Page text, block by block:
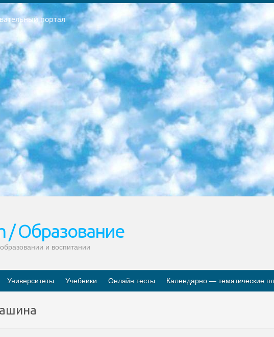
портал
в 2023-2024 учебном году В целях организации и прохождения аттестации приказываю: 1. Следующее: перечень предметов, по которым будет проводиться итоговая государственная аттестация и экзамен формы перевода согласно приложению 1; сертификаты международного образца, оценивающие уровень владения иностранными языками перечень согласно приложению 2; 2. Педагогический при специализированных образовательных учреждениях. научно-практический центр квалификации и международной оценки (Д.Давидова) 2024 г. До 25 марта: задания по предметам, по которым будет проводиться итоговая аттестация разработка и утверждение технических условий; итоговая аттестация на основании разработанного предметного задания разработка вопросов по предметам (устно и письменно), экзамен передача; общеобразовательные средние школы и специальные учебные заведения учащиеся выпускных классов школ и интернатов в агентской системе подготовка базы данных экзаменационных материалов и критериев оценки; перевод базы экзаменационных материалов на все языки обучения подать в Республиканский образовательный центр для изготовления; варианты экзаменов на основе разработанных контрольных материалов пусть будут поставлены задачи формирования. 3. Республиканский образовательный центр (Ш.Худайкулов) до 5 апреля 2024 года. до: база данных предоставленных экзаменационных материалов на все языки обучения перевод и экспертиза; для слепых, слабовидящих, глухих, слабослышащих и умственно отсталых детей учащиеся выпускных классов специализированных школ и школ-интернатов база данных экзаменационных материалов на всех преподаваемых языках подготовка критериев оценки; специализированные школы для умственно отсталых детей и технологии для учащихся выпускных классов школ-интернатов разработка соответствующих рекомендаций и критериев проведения ЕГЭ по естествознанию давать задания. 4. Педагогический при специализированных образовательных учреждениях. Научно-практический центр навыков и международной оценки (Д.Давидова), Республика образовательный центр (Худайкулов Ш.) итоговый государственный аттестационный экзамен ориентирован на творческое и логическое мышление при подготовке базы материалов учитывать введение заданий. 5. Следует отметить, что: сертификат государственного образца о знании общеобразовательного предмета и как минимум национальный уровень B1 по предметам на иностранных языках, указанным в Приложении 2. или международно признанный сертификат эквивалентного уровня студенты, изучающие определенный предмет, освобождаются от экзамена; по соответствующим предметам запланирована итоговая государственная аттестация за день до дня, путем жеребьевки Рабочей группой (в письменной форме по предметам, проводимым в форме) из числа сформированных вариантов выбрано 2 варианта; 2 выбранных варианта экзамена анонсированы на официальном сайте министерства и все выпускники по всей стране на основе этих вариантов проводит итоговую государственную аттестацию. 6. Государственное образование учащихся средних общеобразовательных учреждений. знания в соответствии с квалификационными требованиями, которые необходимо приобрести на основании стандартов итоговый (выпускной) контроль для 9 и 11 классов в целях тестирования Экзамены (далее – экзамены) состоят из предметов, перечисленных в приложении 1. будет сделано. 7. Экзамены пройдут с 26 мая по 15 июня 2024 г. (кроме науки физического воспитания). 8. Физическая для учащихся 9 классов общесредних образовательных учреждений. Экзамены по предмету «Образование, квалификация медицина» 1-6 мая 2024 года. сотрудники перевести под присмотр (с отклонениями в физическом или умственном развитии) специализированная школа для детей, школы-интернаты и со сколиозом школы-интернаты санаторного типа для больных детей исключены). 9. Он был слепым, слабовидящим и имел нарушения опорно-двигательного аппарата. экзамены в специализированных школах и интернатах для детей должны проводиться исходя из требований, предъявляемых к общеобразовательным учреждениям (физкультура кроме науки). 10. Специализированная школа для глухих и слабослышащих детей. и экзамены в интернатах и быть реализован в виде письменного теста по математике. 11. Специальность для умственно отсталых детей. Для 9 класса Родной язык и литературное письмо Государственный язык (язык обучения – узбекский). для неклассов) написано Математическое письмо Письменная/устная история Узбекистана Физическое воспитание практично Итоговый контроль Для 11 класса Написание родного языка и литературы (эссе) Математическое письмо Узбекский язык (обучение на узбекском языке) не посещающее общее среднее образование для учреждений)/Образовательное учреждение выбор письменный и устный Иностранный язык письменный/устный Письменная/устная история Узбекистана *По выбору студента:  Химия  Физика  Основы государственного права  География 10 бесплатных образовательных ресурсов - Мы составили подборку онлайн-проектов с интерактивными упражнениями, видеолекциями и статьями. Они помогут вам обрести новые и освежить старые знания бесплатно. 1. «ИНТУИТ» Старейшая образовательная площадка Рунета. Здесь вы найдёте сотни текстовых и видеокурсов на десятки различных тем — от программирования до психологии. Многие курсы подготовлены российскими университетами и крупными международными компаниями вроде Intel и Microsoft. Самостоятельное обучение бесплатное, но желающие могут оплатить услуги персональных наставников. 2. «Смартия» знакомит с актуальными профессиями и подсказывает, как им обучаться. Выбрав
/ Образование
и воспитании
Университеты Учебники Онлайн тесты Календарно — тематические